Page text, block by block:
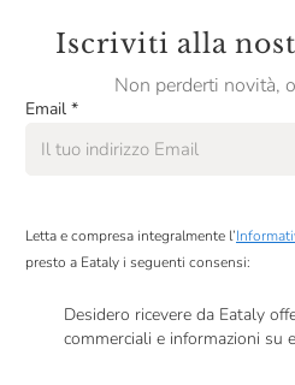
Iscriviti alla
Non perderti novità,
Email *
Letta e compresa integralmente l’
presto a Eataly i seguenti consensi:
Desidero ricevere da Eataly
commerciali e informazioni su